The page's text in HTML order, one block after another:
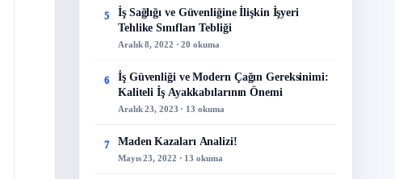
5
İş Sağlığı ve Güvenliğine İlişkin İşyeri
Tehlike Sınıfları Tebliği
Aralık 8, 2022 · 20 okuma
6
İş Güvenliği ve Modern Çağın Gereksinimi:
Kaliteli İş Ayakkabılarının Önemi
Aralık 23, 2023 · 13 okuma
7 Maden Kazaları Analizi!
Mayıs 23, 2022 · 13 okuma